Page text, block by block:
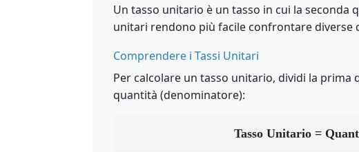
Un tasso unitario è un tasso in cui la seconda
unitari rendono più facile confrontare
Comprendere i Tassi Unitari
Per calcolare un tasso unitario, dividi la
quantità (denominatore):
Tasso Unitario =